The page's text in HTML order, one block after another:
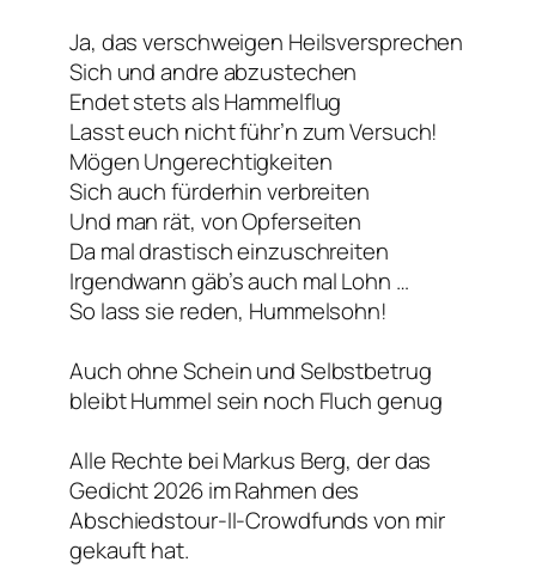
Ja, das verschweigen Heilsversprechen
Sich und andre abzustechen
Endet stets als Hammelflug
Lasst euch nicht führ’n zum Versuch!
Mögen Ungerechtigkeiten
Sich auch fürderhin verbreiten
Und man rät, von Opferseiten
Da mal drastisch einzuschreiten
Irgendwann gäb’s auch mal Lohn …
So lass sie reden, Hummelsohn!
Auch ohne Schein und Selbstbetrug
bleibt Hummel sein noch Fluch genug
Alle Rechte bei Markus Berg, der das
Gedicht 2026 im Rahmen des
Abschiedstour-II-Crowdfunds von mir
gekauft hat.